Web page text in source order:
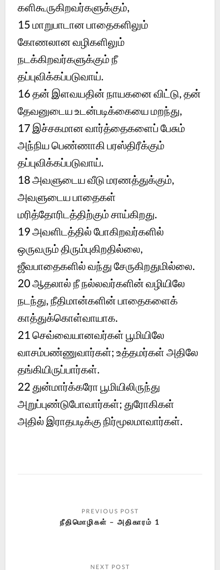
களிகூருகிறவர்களுக்கும்,
15 மாறுபாடான பாதைகளிலும்
கோணலான வழிகளிலும்
நடக்கிறவர்களுக்கும் நீ
தப்புவிக்கப்படுவாய்.
16 தன் இளவயதின் நாயகனை விட்டு, தன்
தேவனுடைய உடன்படிக்கையை மறந்து,
17 இச்சகமான வார்த்தைகளைப் பேசும்
அந்நிய பெண்ணாகி பரஸ்திரீக்கும்
தப்புவிக்கப்படுவாய்.
18 அவளுடைய வீடு மரணத்துக்கும்,
அவளுடைய பாதைகள்
மரித்தோரிடத்திற்கும் சாய்கிறது.
19 அவளிடத்தில் போகிறவர்களில்
ஒருவரும் திரும்புகிறதில்லை,
ஜீவபாதைகளில் வந்து சேருகிறதுமில்லை.
20 ஆதலால் நீ நல்லவர்களின் வழியிலே
நடந்து, நீதிமான்களின் பாதைகளைக்
காத்துக்கொள்வாயாக.
21 செவ்வையானவர்கள் பூமியிலே
வாசம்பண்ணுவார்கள்; உத்தமர்கள் அதிலே
தங்கியிருப்பார்கள்.
22 துன்மார்க்கரோ பூமியிலிருந்து
அறுப்புண்டுபோவார்கள்; துரோகிகள்
அதில் இராதபடிக்கு நிர்மூலமாவார்கள்.
நீதிமொழிகள் – அதிகாரம் 1